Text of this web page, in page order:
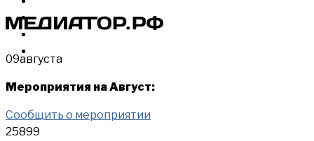
ВИДЕО
09августа
Мероприятия на Август:
Сообщить о мероприятии
25899